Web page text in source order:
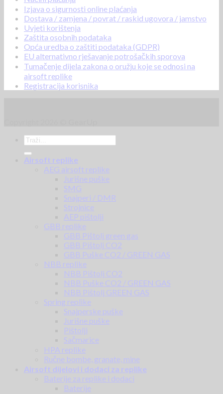
Izjava o sigurnosti online plaćanja
Dostava / zamjena / povrat / raskid ugovora / jamstvo
Uvjeti korištenja
Zaštita osobnih podataka
Opća uredba o zaštiti podataka (GDPR)
EU alternativno rješavanje potrošačkih sporova
Tumačenje dijela zakona o oružju koje se odnosi na
airsoft replike
Registracija korisnika
Airsoft replike
AEG airsoft replike
Jurišne puške
SMG
Snajperi / DMR
Strojnice
AEP pištolji
GBB replike
GBB Pištolj green gas
GBB Pištolj CO2
GBB Puške CO2 / GREEN GAS
NBB replike
NBB Pištolj CO2
NBB Puške CO2 / GREEN GAS
NBB Pištolj GREEN GAS
Spring replike
Snajperske puške
Jurišne puške
Pištolji
Sačmarice
HPA replike
Ručne bombe, granate, mine
Airsoft dijelovi i dodaci za replike
Baterije za replike i dodaci
Baterije